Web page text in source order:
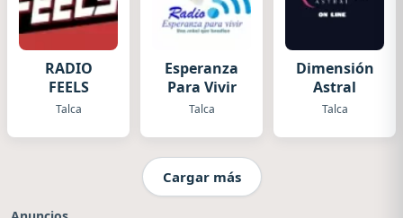
RADIO
FEELS
Talca
Esperanza
Para Vivir
Talca
Dimensión
Astral
Talca
Cargar más